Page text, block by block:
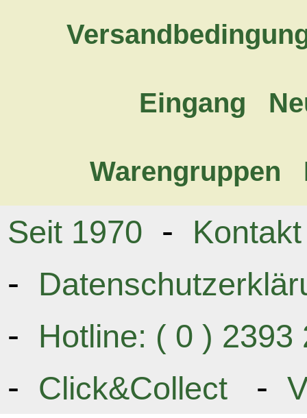
Eingang
Warengruppen
Seit 1970 - Kontakt
-
- Hotline: ( 0 )
- Click&Collect -